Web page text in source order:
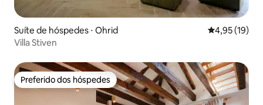
Suíte de hóspedes ⋅ Ohrid 4,95 de uma
4,95 (19)
Villa Stiven
Preferido dos hóspedes
Preferido dos hóspedes